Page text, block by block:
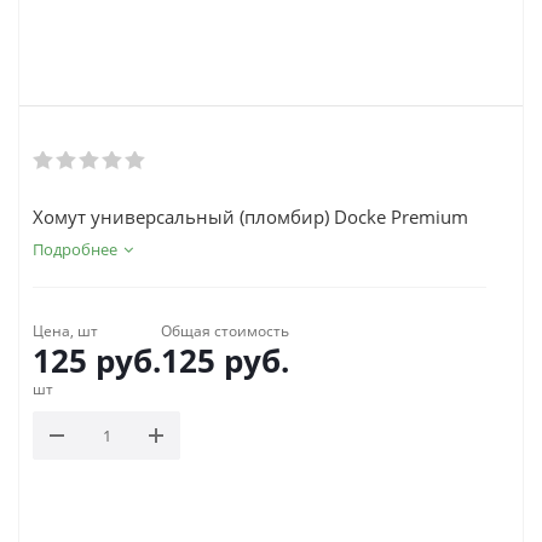
Хомут универсальный (пломбир) Docke Premium
Подробнее
Цена, шт
125 руб.
Общая стоимость
125 руб.
шт